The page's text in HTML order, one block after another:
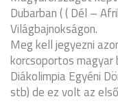
Dubarban ( ( Dél –
Világbajnokságon.
Meg kell jegyezni
korcsoportos magyar
Diákolimpia Egyéni
stb) de ez volt az